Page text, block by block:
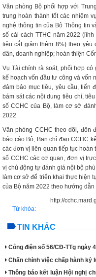
Văn phòng Bộ phối hợp với
trung hoàn thành tốt các nhiệm
nghệ thông tin của Bộ Thông tin
số cải cách TTHC năm 2022
tiêu cắt giảm thêm 8%) theo
dân, doanh nghiệp; hoàn thiện
Vụ Tài chính rà soát, phối hợp
kế hoạch vốn đầu tư công và vốn
đảm bảo mục tiêu, yêu cầu, tiến
bám sát các nội dung tiêu chí,
số CCHC của Bộ, làm cơ sở
2022.
Văn phòng CCHC theo dõi, đôn
báo cáo Bộ, Ban chỉ đạo CCHC
các đơn vị liên quan tiếp tục hoàn
số CCHC các cơ quan, đơn vị
vị chủ động tự đánh giá nội bộ
làm cơ sở để triển khai thực hiện
của Bộ năm 2022 theo hướng dẫn
http://
Từ khóa:
TIN KHÁC
Công điện số 56/CĐ-TTg ngày
Chấn chỉnh việc chấp hành kỷ
Thông báo kết luận Hội nghị